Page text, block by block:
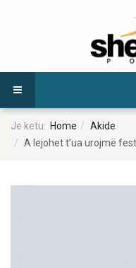
Je ketu: Home
Akide
A lejohet t’ua urojmë